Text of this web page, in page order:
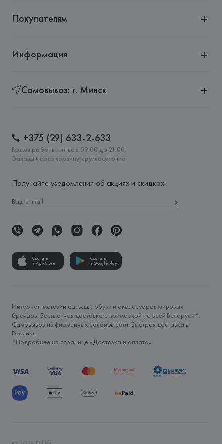
Покупателям
Информация
Самовывоз: г. Минск
+375 (29) 633-2-633
Время работы: пн-вс с 09:00 до 21:00,
Заказы через корзину круглосуточно
Получайте уведомления об акциях и скидках:
Скачать
в App Store
Скачать
в Google Play
Интернет-магазин одежды, обуви и аксессуаров мировых
брендов. Бесплатная доставка с примеркой по всей Беларуси*.
Самовывоз из фирменных салонов сети. Быстрая доставка в
Россию.
*Подробнее на странице «Доставка и оплата»